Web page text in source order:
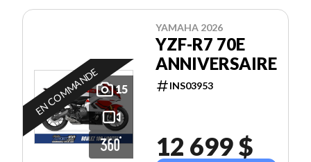
15
EN COMMANDE
YAMAHA 2026
YZF-R7 70E
ANNIVERSAIRE
INS03953
12 699 $